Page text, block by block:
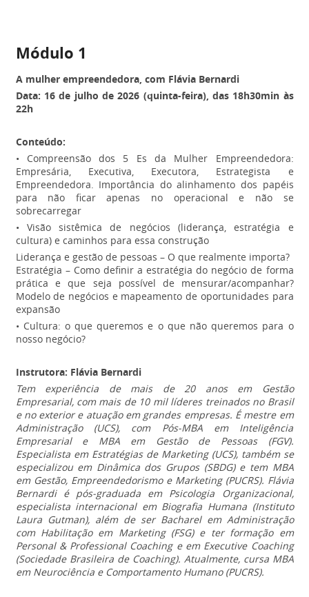
Módulo 1
A mulher empreendedora, com Flávia Bernardi
Data: 16 de julho de 2026 (quinta-feira), das 18h30min às
22h
Conteúdo:
• Compreensão dos 5 Es da Mulher Empreendedora:
Empresária, Executiva, Executora, Estrategista e
Empreendedora. Importância do alinhamento dos papéis
para não ficar apenas no operacional e não se
sobrecarregar
• Visão sistêmica de negócios (liderança, estratégia e
cultura) e caminhos para essa construção
Liderança e gestão de pessoas – O que realmente importa?
Estratégia – Como definir a estratégia do negócio de forma
prática e que seja possível de mensurar/acompanhar?
Modelo de negócios e mapeamento de oportunidades para
expansão
• Cultura: o que queremos e o que não queremos para o
nosso negócio?
Instrutora: Flávia Bernardi
Tem experiência de mais de 20 anos em Gestão
Empresarial, com mais de 10 mil líderes treinados no Brasil
e no exterior e atuação em grandes empresas. É mestre em
Administração (UCS), com Pós-MBA em Inteligência
Empresarial e MBA em Gestão de Pessoas (FGV).
Especialista em Estratégias de Marketing (UCS), também se
especializou em Dinâmica dos Grupos (SBDG) e tem MBA
em Gestão, Empreendedorismo e Marketing (PUCRS). Flávia
Bernardi é pós-graduada em Psicologia Organizacional,
especialista internacional em Biografia Humana (Instituto
Laura Gutman), além de ser Bacharel em Administração
com Habilitação em Marketing (FSG) e ter formação em
Personal & Professional Coaching e em Executive Coaching
(Sociedade Brasileira de Coaching). Atualmente, cursa MBA
em Neurociência e Comportamento Humano (PUCRS).